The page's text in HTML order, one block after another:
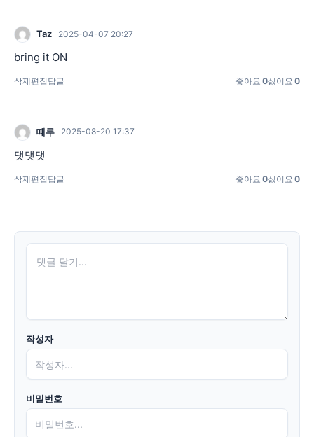
Taz 2025-04-07 20:27
bring it ON
삭제편집 답글 좋아요 0싫어요 0
때루 2025-08-20 17:37
댓댓댓
삭제편집 답글 좋아요 0싫어요 0
작성자
비밀번호